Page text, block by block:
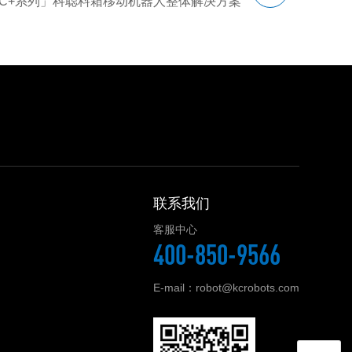
联系我们
客服中心
400-850-9566
E-mail：robot@kcrobots.com